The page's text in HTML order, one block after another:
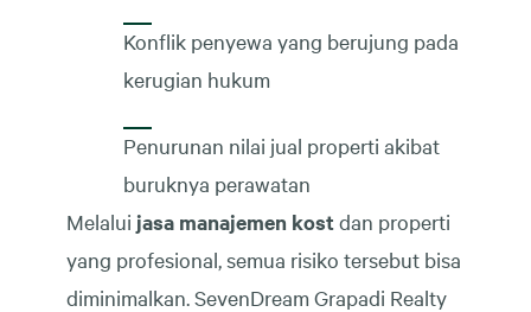
Konflik penyewa yang berujung pada
kerugian hukum
Penurunan nilai jual properti akibat
buruknya perawatan
Melalui jasa manajemen kostdan properti
yang profesional, semua risiko tersebut bisa
diminimalkan. SevenDream Grapadi Realty